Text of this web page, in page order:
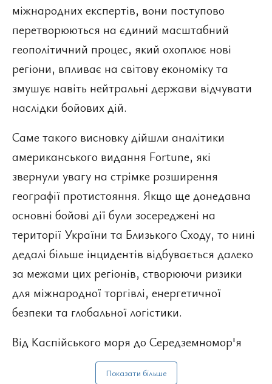
міжнародних експертів, вони поступово
перетворюються на єдиний масштабний
геополітичний процес, який охоплює нові
регіони, впливає на світову економіку та
змушує навіть нейтральні держави відчувати
наслідки бойових дій.
Саме такого висновку дійшли аналітики
американського видання Fortune, які
звернули увагу на стрімке розширення
географії протистояння. Якщо ще донедавна
основні бойові дії були зосереджені на
території України та Близького Сходу, то нині
дедалі більше інцидентів відбувається далеко
за межами цих регіонів, створюючи ризики
для міжнародної торгівлі, енергетичної
безпеки та глобальної логістики.
Від Каспійського моря до Середземномор'я
Показати більше